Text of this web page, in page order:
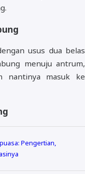
usus dua belas
menuju antrum,
nantinya masuk ke
Pengertian,